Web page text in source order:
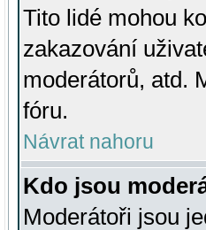
Tito lidé mohou
zakazování
moderátorů, atd.
fóru.
Návrat nahoru
Kdo jsou
Moderátoři jsou